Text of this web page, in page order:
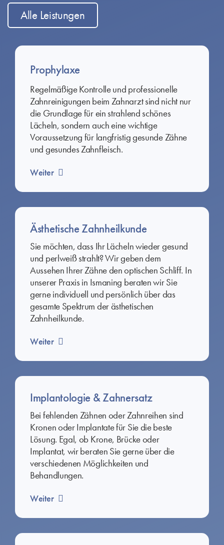
Alle Leistungen
Prophylaxe
Regelmäßige Kontrolle und professionelle
Zahnreinigungen beim Zahnarzt sind nicht nur
die Grundlage für ein strahlend schönes
Lächeln, sondern auch eine wichtige
Voraussetzung für langfristig gesunde Zähne
und gesundes Zahnfleisch.
Weiter
Ästhetische Zahnheilkunde
Sie möchten, dass Ihr Lächeln wieder gesund
und perlweiß strahlt? Wir geben dem
Aussehen Ihrer Zähne den optischen Schliff. In
unserer Praxis in Ismaning beraten wir Sie
gerne individuell und persönlich über das
gesamte Spektrum der ästhetischen
Zahnheilkunde.
Weiter
Implantologie & Zahnersatz
Bei fehlenden Zähnen oder Zahnreihen sind
Kronen oder Implantate für Sie die beste
Lösung. Egal, ob Krone, Brücke oder
Implantat, wir beraten Sie gerne über die
verschiedenen Möglichkeiten und
Behandlungen.
Weiter